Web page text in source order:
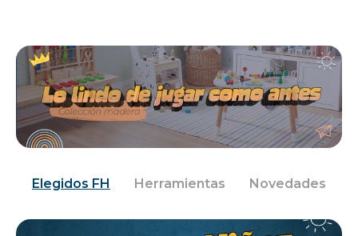
Elegidos FH Herramientas Novedades
Jardín y Aire Libre
Mascotas
Juguetes y artículos para bebé